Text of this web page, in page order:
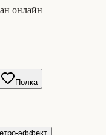
онлайн
Полка
эффект